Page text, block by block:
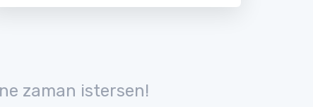
zaman istersen!